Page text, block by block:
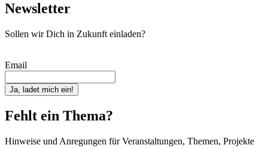
Newsletter
Sollen wir Dich in Zukunft einladen?
Email
Ja, ladet mich ein!
Fehlt ein Thema?
Hinweise und Anregungen für Veranstaltungen, Themen, Projekte